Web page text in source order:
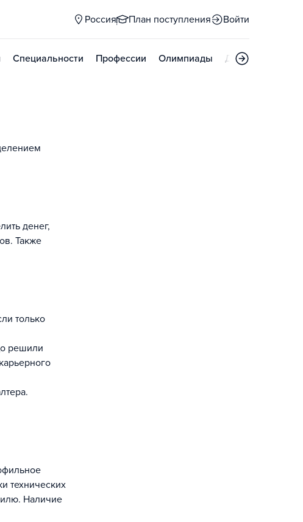
Россия План поступления Войти
Специальности Профессии Олимпиады Дни открытых
денег,
Также
только
решили
технических
Наличие